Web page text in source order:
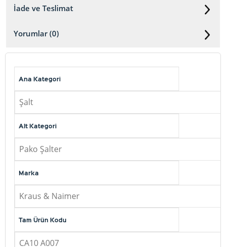
İade ve Teslimat
Yorumlar (0)
Ana Kategori
Şalt
Alt Kategori
Pako Şalter
Marka
Kraus & Naimer
Tam Ürün Kodu
CA10 A007